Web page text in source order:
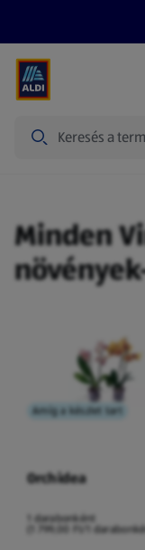
Minden
Amíg a készlet tart
Orchidea
1 darabonként
(1 799,00 Ft/1